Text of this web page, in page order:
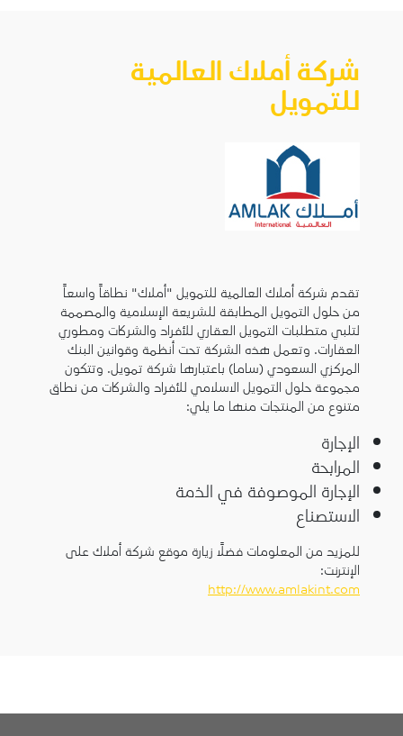
شركة أملاك العالمية
للتمويل
تقدم شركة أملاك العالمية للتمويل "أملاك" نطاقاً واسعاً
من حلول التمويل المطابقة للشريعة الإسلامية والمصممة
لتلبي متطلبات التمويل العقاري للأفراد والشركات ومطوري
العقارات. وتعمل هذه الشركة تحت أنظمة وقوانين البنك
المركزي السعودي (ساما) باعتبارها شركة تمويل. وتتكون
مجموعة حلول التمويل الاسلامي للأفراد والشركات من نطاق
متنوع من المنتجات منها ما يلي:
الإجارة
المرابحة
الإجارة الموصوفة في الذمة
الاستصناع
للمزيد من المعلومات فضلاً زيارة موقع شركة أملاك على
الإنترنت:
http://www.amlakint.com